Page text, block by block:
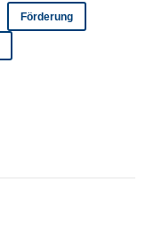
Förderung